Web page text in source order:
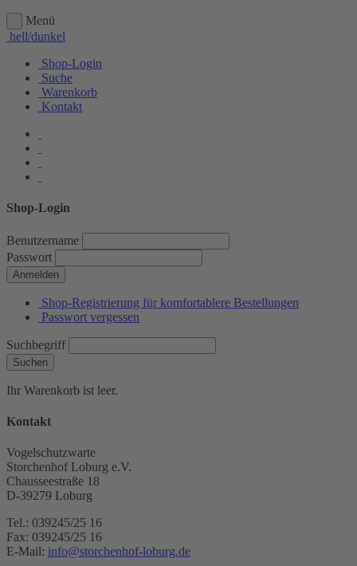
Menü
hell/dunkel
Shop-Login
Suche
Warenkorb
Kontakt
Shop-Login
Benutzername
Passwort
Anmelden
Shop-Registrierung für komfortablere Bestellungen
Passwort vergessen
Suchbegriff
Suchen
Ihr Warenkorb ist leer.
Kontakt
Vogelschutzwarte
Storchenhof Loburg e.V.
Chausseestraße 18
D-39279 Loburg
Tel.: 039245/25 16
Fax: 039245/25 16
E-Mail: info@storchenhof-loburg.de